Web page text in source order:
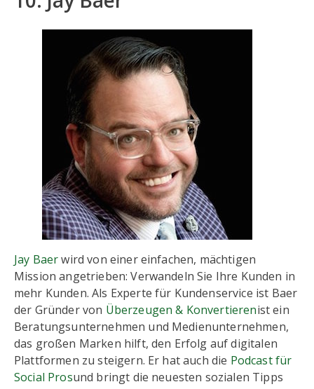
Jay Baerwird von einer einfachen, mächtigen
Mission angetrieben: Verwandeln Sie Ihre Kunden in
mehr Kunden. Als Experte für Kundenservice ist Baer
der Gründer von Überzeugen & Konvertierenist ein
Beratungsunternehmen und Medienunternehmen,
das großen Marken hilft, den Erfolg auf digitalen
Plattformen zu steigern. Er hat auch die Podcast für
Social Prosund bringt die neuesten sozialen Tipps